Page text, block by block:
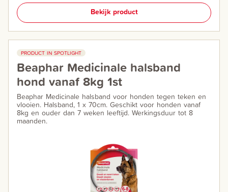
Bekijk product
PRODUCT IN SPOTLIGHT
Beaphar Medicinale halsband
hond vanaf 8kg 1st
Beaphar Medicinale halsband voor honden tegen teken en
vlooien. Halsband, 1 x 70cm. Geschikt voor honden vanaf
8kg en ouder dan 7 weken leeftijd. Werkingsduur tot 8
maanden.